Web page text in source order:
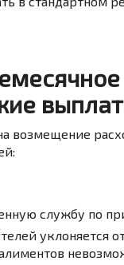
возмещение
службу по
уклоняется